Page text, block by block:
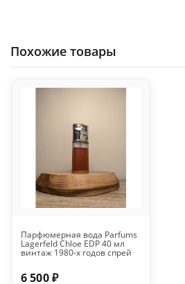
Похожие товары
Парфюмерная вода Parfums
Lagerfeld Chloe EDP 40 мл
винтаж 1980-х годов спрей
6 500 ₽